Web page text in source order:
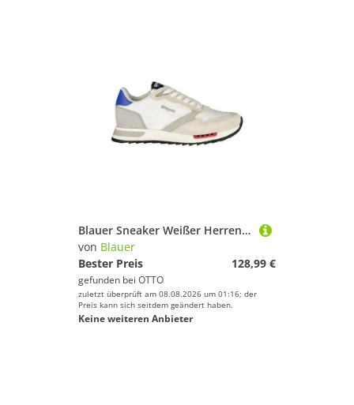
Blauer Sneaker Weißer Herrensportschuh mit grauen/blauen Akzenten
von Blauer
Bester Preis
128,99 €
gefunden bei OTTO
zuletzt überprüft am 08.08.2026 um 01:16; der
Preis kann sich seitdem geändert haben.
Keine weiteren Anbieter